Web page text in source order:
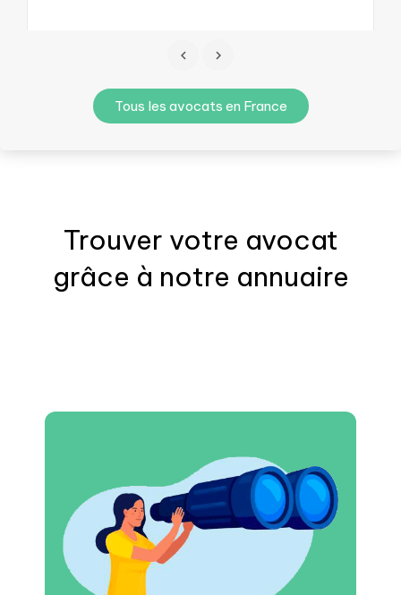
Tous les avocats en France
Trouver votre avocat
grâce à notre annuaire